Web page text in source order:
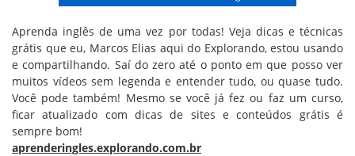
Aprenda inglês de uma vez por todas! Veja dicas e técnicas
grátis que eu, Marcos Elias aqui do Explorando, estou usando
e compartilhando. Saí do zero até o ponto em que posso ver
muitos vídeos sem legenda e entender tudo, ou quase tudo.
Você pode também! Mesmo se você já fez ou faz um curso,
ficar atualizado com dicas de sites e conteúdos grátis é
sempre bom!
aprenderingles.explorando.com.br